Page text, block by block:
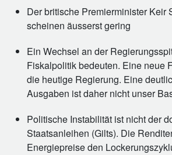
Der britische Premierminister Keir
scheinen äusserst gering
Ein Wechsel an der
Fiskalpolitik bedeuten. Eine neue
die heutige Regierung. Eine
Ausgaben ist daher nicht unser
Politische Instabilität ist nicht der
Staatsanleihen (Gilts). Die
Energiepreise den